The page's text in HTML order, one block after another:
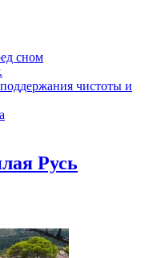
сном
чистоты и
Русь